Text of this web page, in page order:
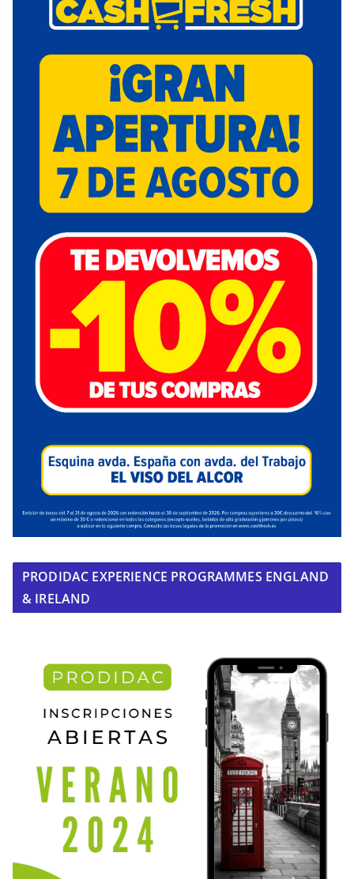
PRODIDAC EXPERIENCE PROGRAMMES ENGLAND
& IRELAND